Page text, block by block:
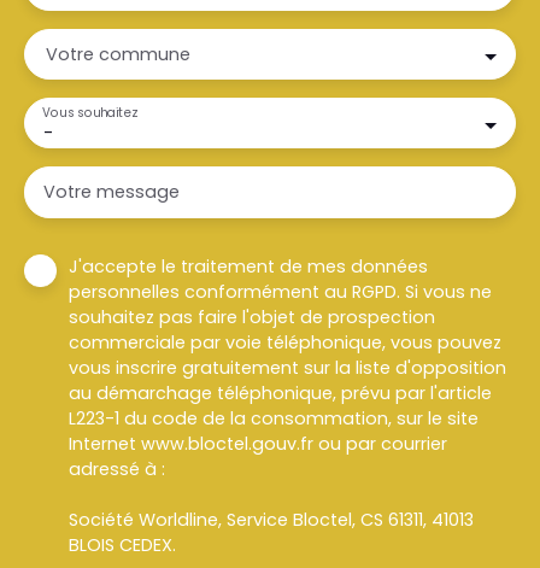
Votre commune
-
Vous souhaitez
Votre message
J'accepte le traitement de mes données
personnelles conformément au RGPD. Si vous ne
souhaitez pas faire l'objet de prospection
commerciale par voie téléphonique, vous pouvez
vous inscrire gratuitement sur la liste d'opposition
au démarchage téléphonique, prévu par l'article
L223-1 du code de la consommation, sur le site
Internet www.bloctel.gouv.fr ou par courrier
adressé à :
Société Worldline, Service Bloctel, CS 61311, 41013
BLOIS CEDEX.